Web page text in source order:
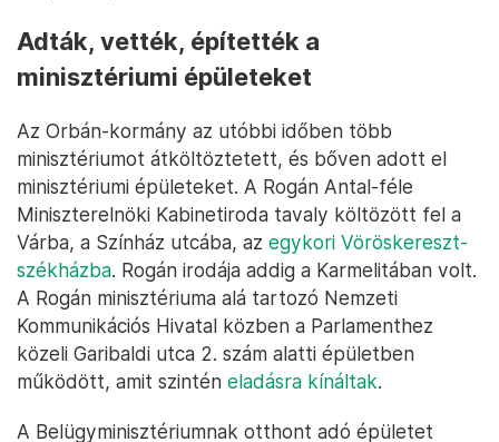
Adták, vették, építették a
minisztériumi épületeket
Az Orbán-kormány az utóbbi időben több
minisztériumot átköltöztetett, és bőven adott el
minisztériumi épületeket. A Rogán Antal-féle
Miniszterelnöki Kabinetiroda tavaly költözött fel a
Várba, a Színház utcába, az egykori Vöröskereszt-
székházba. Rogán irodája addig a Karmelitában volt.
A Rogán minisztériuma alá tartozó Nemzeti
Kommunikációs Hivatal közben a Parlamenthez
közeli Garibaldi utca 2. szám alatti épületben
működött, amit szintén eladásra kínáltak.
A Belügyminisztériumnak otthont adó épületet